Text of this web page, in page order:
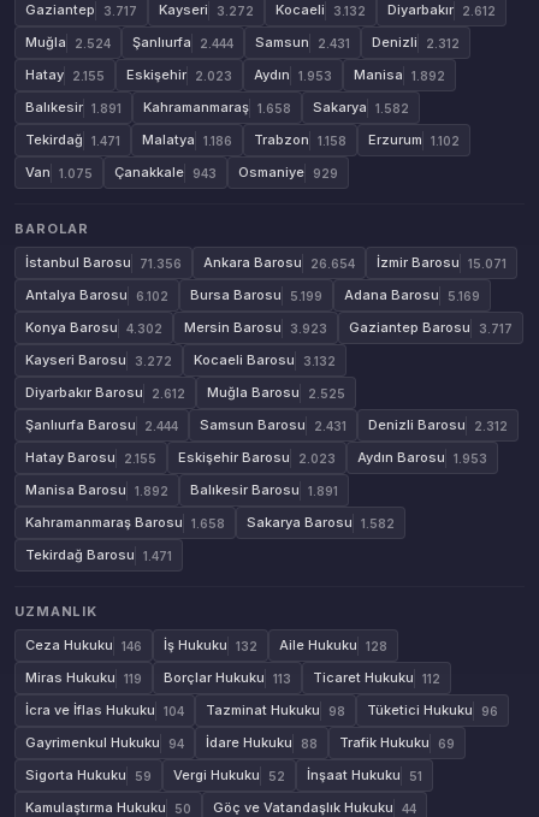
Gaziantep 3.717 Kayseri 3.272 Kocaeli 3.132 Diyarbakır 2.612
Muğla 2.524 Şanlıurfa 2.444 Samsun 2.431 Denizli 2.312
Hatay 2.155 Eskişehir 2.023 Aydın 1.953 Manisa 1.892
Balıkesir 1.891 Kahramanmaraş 1.658 Sakarya 1.582
Tekirdağ 1.471 Malatya 1.186 Trabzon 1.158 Erzurum 1.102
Van 1.075 Çanakkale 943 Osmaniye 929
BAROLAR
İstanbul Barosu
71.356 Ankara Barosu 26.654 İzmir Barosu 15.071
Antalya Barosu 6.102 Bursa Barosu 5.199 Adana Barosu 5.169
Konya Barosu 4.302 Mersin Barosu 3.923 Gaziantep Barosu 3.717
Kayseri Barosu 3.272 Kocaeli Barosu 3.132
Diyarbakır Barosu 2.612 Muğla Barosu 2.525
Şanlıurfa Barosu 2.444 Samsun Barosu 2.431 Denizli Barosu 2.312
Hatay Barosu 2.155 Eskişehir Barosu 2.023 Aydın Barosu 1.953
Manisa Barosu 1.892 Balıkesir Barosu 1.891
Kahramanmaraş Barosu 1.658 Sakarya Barosu 1.582
Tekirdağ Barosu 1.471
UZMANLIK
Ceza Hukuku
146 İş Hukuku 132 Aile Hukuku 128
Miras Hukuku 119 Borçlar Hukuku 113 Ticaret Hukuku 112
İcra ve İflas Hukuku 104 Tazminat Hukuku 98 Tüketici Hukuku 96
Gayrimenkul Hukuku 94 İdare Hukuku 88 Trafik Hukuku 69
Sigorta Hukuku 59 Vergi Hukuku 52 İnşaat Hukuku 51
Kamulaştırma Hukuku 50 Göç ve Vatandaşlık Hukuku 44